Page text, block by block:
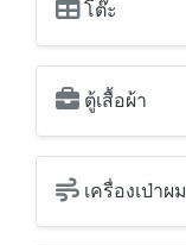
โต๊ะ
ตู้เสื้อผ้า
เครื่องเป่าผม